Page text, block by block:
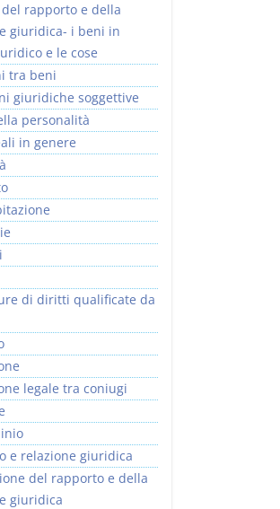
rapporto e della
giuridica- i beni in
e le cose
tra beni
giuridiche soggettive
personalità
in genere
di diritti qualificate da
legale tra coniugi
e relazione giuridica
del rapporto e della
giuridica